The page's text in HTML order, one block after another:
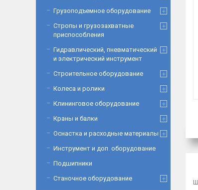
Грузоподъемное оборудование
Стропы и грузозахватные
приспособления
Гидравлический, пневматический
и электрический инструмент
Строительное оборудование
Колеса и ролики
Клининговое оборудование
Краны и балки
Оснастка и расходные материалы
Инструмент и доп. оборудование
Подшипники
Станочное оборудование